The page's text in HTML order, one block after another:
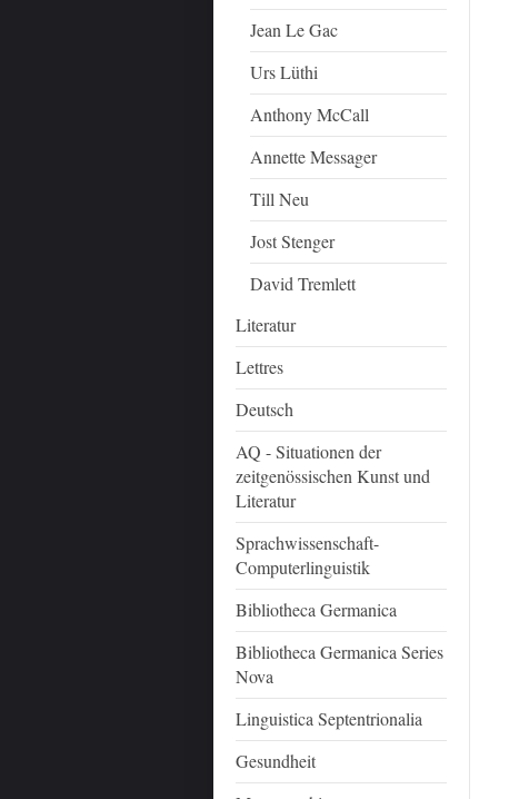
Jean Le Gac
Urs Lüthi
Anthony McCall
Annette Messager
Till Neu
Jost Stenger
David Tremlett
Literatur
Lettres
Deutsch
AQ - Situationen der
zeitgenössischen Kunst und
Literatur
Sprachwissenschaft-
Computerlinguistik
Bibliotheca Germanica
Bibliotheca Germanica Series
Nova
Linguistica Septentrionalia
Gesundheit